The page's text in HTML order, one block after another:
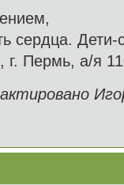
сердца. Дети-
г. Пермь, а/я